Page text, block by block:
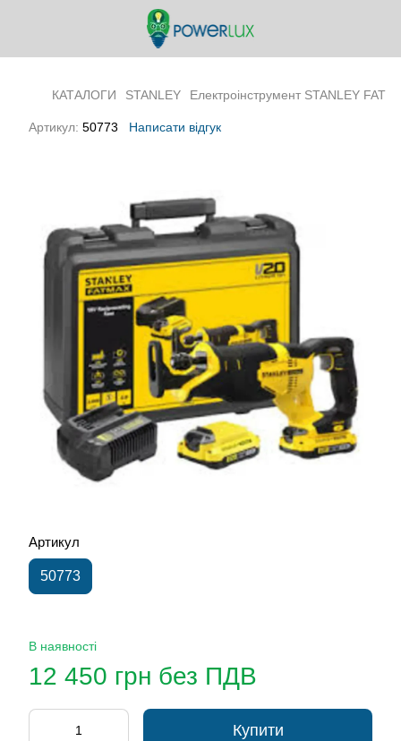
КАТАЛОГИ STANLEY Електроінструмент STANLEY
Артикул: 50773 Написати відгук
Артикул
50773
В наявності
12 450 грн без ПДВ
Купити